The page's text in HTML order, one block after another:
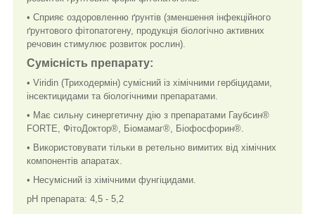
• Сприяє оздоровленню ґрунтів (зменшення інфекційного
ґрунтового фітопатогену, продукція біологічно активних
речовин стимулює розвиток рослин).
Сумісність препарату:
• Viridin (Триходермін) сумісний із хімічними гербіцидами,
інсектицидами та біологічними препаратами.
• Має сильну синергетичну дію з препаратами Гаубсин®
FORTE, ФітоДоктор®, Біомамаг®, Біофосфорин®.
• Використовувати тільки в ретельно вимитих від хімічних
компонентів апаратах.
• Несумісний із хімічними фунгіцидами.
pH препарата: 4,5 - 5,2